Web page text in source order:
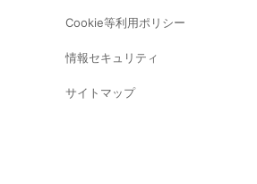
Cookie等利用ポリシー
情報セキュリティ
サイトマップ